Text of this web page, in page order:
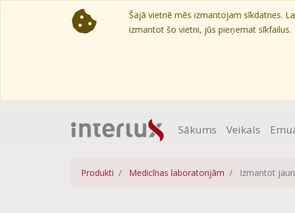
Šajā vietnē mēs izmantojam sīkdatnes.
izmantot šo vietni, jūs pieņemat sīkfailus.
Sākums Veikals
Produkti Medicīnas laboratorijām Izmantot